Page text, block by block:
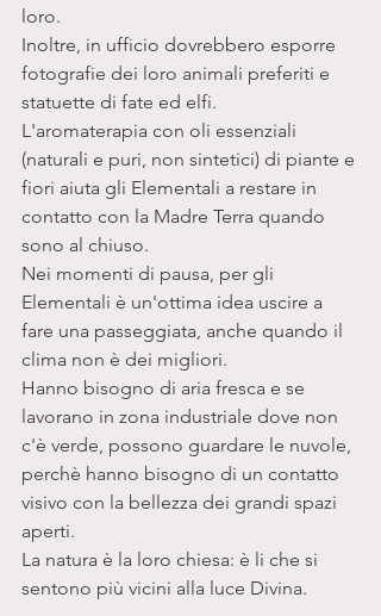
loro.
Inoltre, in ufficio dovrebbero esporre
fotografie dei loro animali preferiti e
statuette di fate ed elfi.
L'aromaterapia con oli essenziali
(naturali e puri, non sintetici) di piante e
fiori aiuta gli Elementali a restare in
contatto con la Madre Terra quando
sono al chiuso.
Nei momenti di pausa, per gli
Elementali è un'ottima idea uscire a
fare una passeggiata, anche quando il
clima non è dei migliori.
Hanno bisogno di aria fresca e se
lavorano in zona industriale dove non
c'è verde, possono guardare le nuvole,
perchè hanno bisogno di un contatto
visivo con la bellezza dei grandi spazi
aperti.
La natura è la loro chiesa: è li che si
sentono più vicini alla luce Divina.